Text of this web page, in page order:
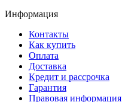
Информация
Контакты
Как купить
Оплата
Доставка
Кредит и рассрочка
Гарантия
Правовая информация